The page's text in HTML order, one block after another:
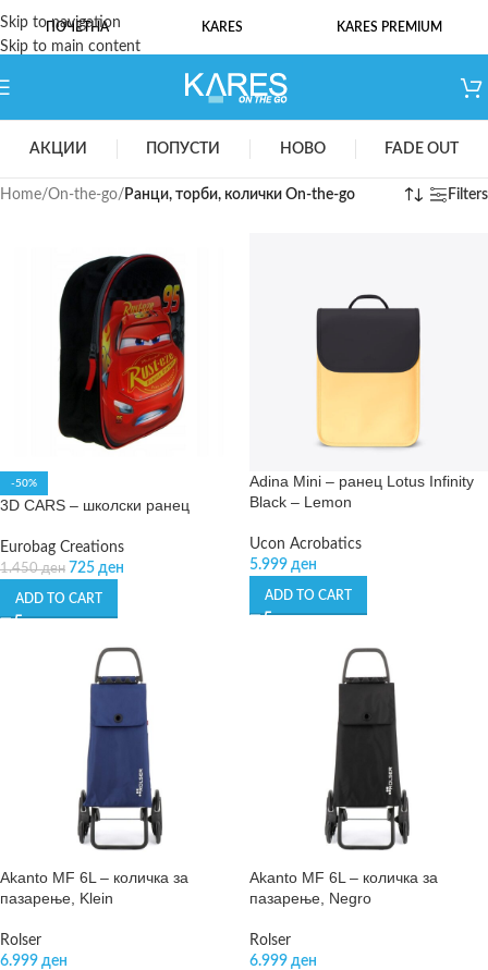
Skip to navigation
Skip to main content
ПОЧЕТНА KARES KARES PREMIUM
АКЦИИ ПОПУСТИ НОВО FADE OUT
Home/On-the-go/ Ранци, торби, колички On-the-go Filters
-50%
3D CARS – школски ранец
Eurobag Creations
1.450ден 725 ден
ADD TO CART
Adina Mini – ранец Lotus Infinity
Black – Lemon
Ucon Acrobatics
5.999 ден
ADD TO CART
Akanto MF 6L – количка за
пазарење, Klein
Rolser
6.999 ден
Akanto MF 6L – количка за
пазарење, Negro
Rolser
6.999 ден